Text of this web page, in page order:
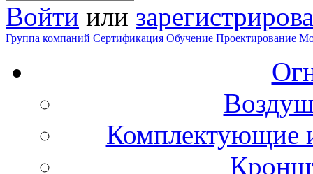
Войти или
Группа компаний Сертификация Обучение Проектирование
Комплектующие